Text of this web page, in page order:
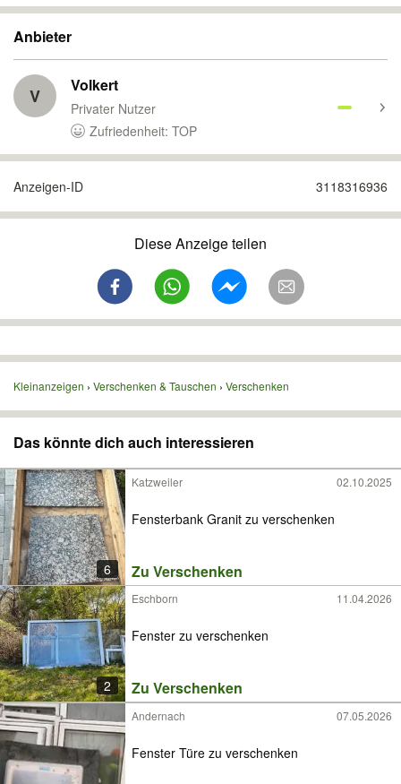
Anbieter
V Volkert
Privater Nutzer
Zufriedenheit: TOP
Anzeigen-ID 3118316936
Diese Anzeige teilen
Kleinanzeigen Verschenken & Tauschen Verschenken
Das könnte dich auch interessieren
6
Katzweiler 02.10.2025
Fensterbank Granit zu verschenken
Zu Verschenken
2
Eschborn 11.04.2026
Fenster zu verschenken
Zu Verschenken
Andernach 07.05.2026
Fenster Türe zu verschenken